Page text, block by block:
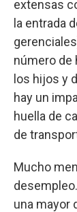
extensas
la entrada
número de
los hijos y
hay un
huella de
de
Mucho
una mayor